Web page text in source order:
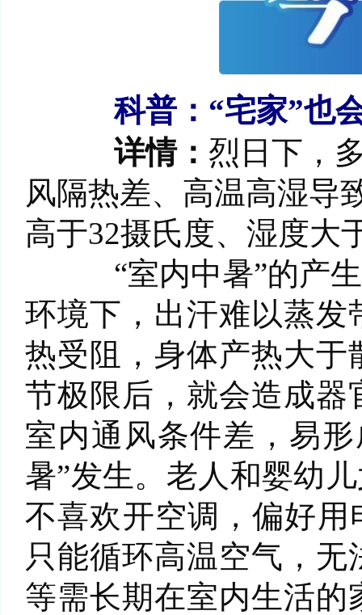
科普：“宅家”也
详情： 烈日下，
风隔热差、高温高湿导
高于32摄氏度、湿度大
“室内中暑”的产生
环境下，出汗难以蒸
热受阻，身体产热大
节极限后，就会造成
室内通风条件差，易
暑”发生。老人和婴幼
不喜欢开空调，偏好用
只能循环高温空气，
等需长期在室内生活